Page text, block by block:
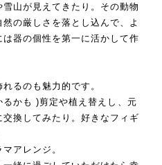
山が見えてきたり。その動物
の厳しさを落とし込んで、よ
器の個性を第一に活かして作
るのも魅力的です。
かも )剪定や植え替えし、元
換してみたり。好きなフィギ
アレンジ。